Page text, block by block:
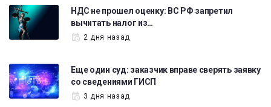
НДС не прошел оценку: ВС РФ запретил
вычитать налог из…
2 дня назад
Еще один суд: заказчик вправе сверять заявку
со сведениями ГИСП
3 дня назад